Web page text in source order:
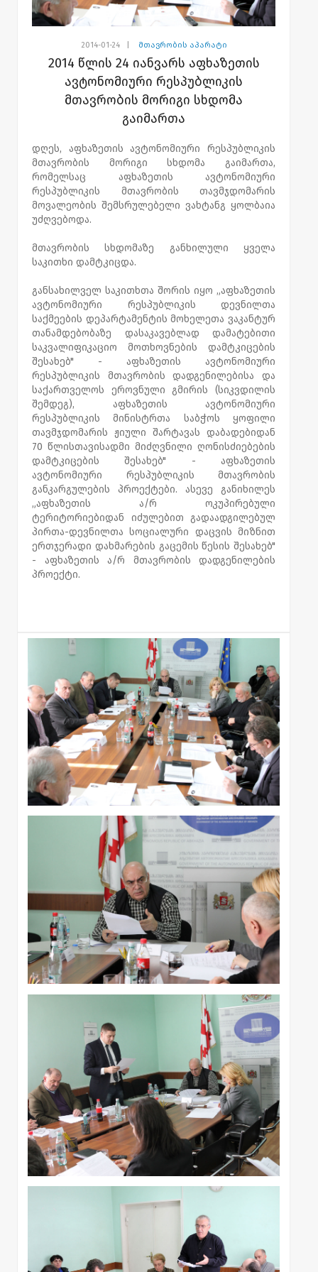
2014-01-24| მთავრობის აპარატი
2014 წლის 24 იანვარს აფხაზეთის
ავტონომიური რესპუბლიკის
მთავრობის მორიგი სხდომა
გაიმართა
დღეს, აფხაზეთის ავტონომიური რესპუბლიკის
მთავრობის მორიგი სხდომა გაიმართა,
რომელსაც აფხაზეთის ავტონომიური
რესპუბლიკის მთავრობის თავმჯდომარის
მოვალეობის შემსრულებელი ვახტანგ ყოლბაია
უძღვებოდა.
მთავრობის სხდომაზე განხილული ყველა
საკითხი დამტკიცდა.
განსახილველ საკითხთა შორის იყო „აფხაზეთის
ავტონომიური რესპუბლიკის დევნილთა
საქმეების დეპარტამენტის მოხელეთა ვაკანტურ
თანამდებობაზე დასაკავებლად დამატებითი
საკვალიფიკაციო მოთხოვნების დამტკიცების
შესახებ" - აფხაზეთის ავტონომიური
რესპუბლიკის მთავრობის დადგენილებისა და
საქართველოს ეროვნული გმირის (სიკვდილის
შემდეგ), აფხაზეთის ავტონომიური
რესპუბლიკის მინისტრთა საბჭოს ყოფილი
თავმჯდომარის ჟიული შარტავას დაბადებიდან
70 წლისთავისადმი მიძღვნილი ღონისძიებების
დამტკიცების შესახებ" - აფხაზეთის
ავტონომიური რესპუბლიკის მთავრობის
განკარგულების პროექტები. ასევე განიხილეს
„აფხაზეთის ა/რ ოკუპირებული
ტერიტორიებიდან იძულებით გადაადგილებულ
პირთა-დევნილთა სოციალური დაცვის მიზნით
ერთჯერადი დახმარების გაცემის წესის შესახებ"
- აფხაზეთის ა/რ მთავრობის დადგენილების
პროექტი.